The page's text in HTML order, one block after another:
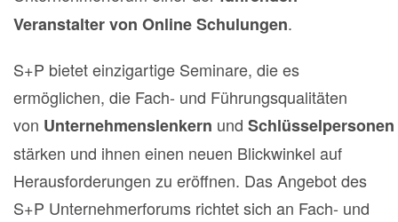
Veranstalter von Online Schulungen.
S+P bietet einzigartige Seminare, die es
ermöglichen, die Fach- und Führungsqualitäten
von Unternehmenslenkern und Schlüsselpersonen
stärken und ihnen einen neuen Blickwinkel auf
Herausforderungen zu eröffnen. Das Angebot des
S+P Unternehmerforums richtet sich an Fach- und